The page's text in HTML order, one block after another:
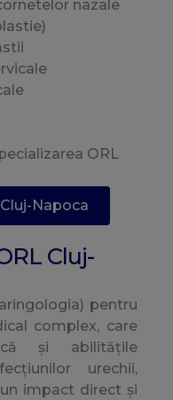
nazale
ORL
Napoca
Cluj-
pentru
complex, care
și abilitățile
urechii,
impact direct și